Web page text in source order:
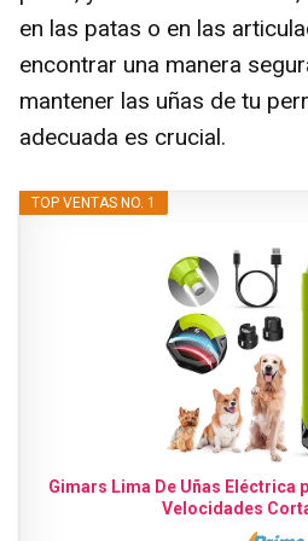
en las patas o en las
encontrar una manera
mantener las uñas de tu
adecuada es crucial.
TOP VENTAS NO. 1
Gimars Lima De Uñas Eléctrica
Velocidades